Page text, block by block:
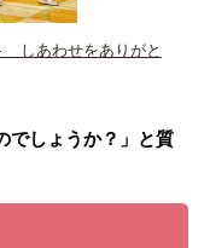
しあわせをありがと
でしょうか？」と質